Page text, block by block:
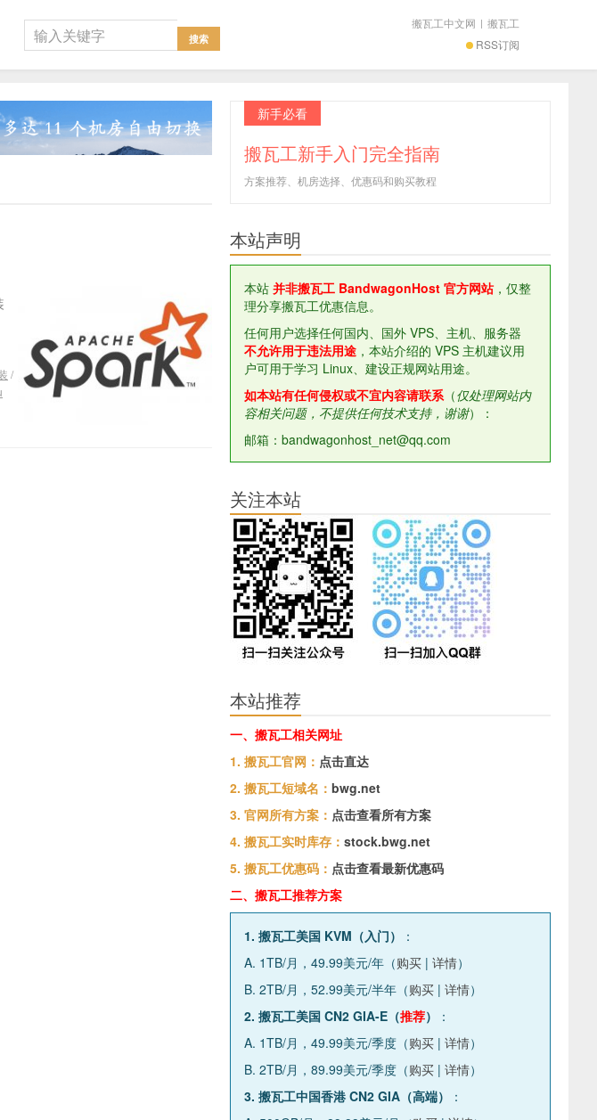
RSS订阅
搬瓦工中文网 | 搬瓦工
/
新手必看
搬瓦工新手入门完全指南
方案推荐、机房选择、优惠码和购买教程
本站声明
本站 并非搬瓦工 BandwagonHost 官方网站，仅整
理分享搬瓦工优惠信息。
任何用户选择任何国内、国外 VPS、主机、服务器
不允许用于违法用途 ，本站介绍的 VPS 主机建议用
户可用于学习 Linux、建设正规网站用途。
如本站有任何侵权或不宜内容请联系（仅处理网站内
容相关问题，不提供任何技术支持，谢谢）：
邮箱：bandwagonhost_net@qq.com
关注本站
本站推荐
一、搬瓦工相关网址
1. 搬瓦工官网： 点击直达
2. 搬瓦工短域名： bwg.net
3. 官网所有方案： 点击查看所有方案
4. 搬瓦工实时库存： stock.bwg.net
5. 搬瓦工优惠码： 点击查看最新优惠码
二、搬瓦工推荐方案
1. 搬瓦工美国 KVM（入门）
：
A. 1TB/月，49.99美元/年（购买 | 详情）
B. 2TB/月，52.99美元/半年（购买 | 详情）
2. 搬瓦工美国 CN2 GIA-E（推荐）
：
A. 1TB/月，49.99美元/季度（购买 | 详情）
B. 2TB/月，89.99美元/季度（购买 | 详情）
3. 搬瓦工中国香港 CN2 GIA（高端）
：